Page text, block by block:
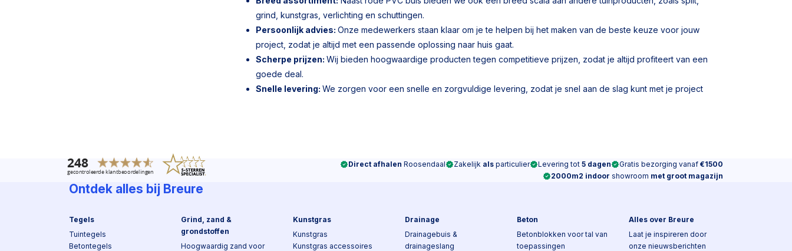
grind, kunstgras, verlichting en schuttingen.
Persoonlijk advies: Onze medewerkers staan klaar om je te helpen bij het maken van de beste keuze voor jouw
project, zodat je altijd met een passende oplossing naar huis gaat.
Scherpe prijzen: Wij bieden hoogwaardige producten tegen competitieve prijzen, zodat je altijd profiteert van een
goede deal.
Snelle levering: We zorgen voor een snelle en zorgvuldige levering, zodat je snel aan de slag kunt met je project
Direct afhalen Roosendaal Zakelijk als particulier Levering tot 5 dagen Gratis bezorging vanaf €1500
2000m2 indoor showroom met groot magazijn
Ontdek alles bij Breure
Tegels
Tuintegels
Betontegels
Grind, zand &
grondstoffen
Hoogwaardig zand voor
Kunstgras
Kunstgras
Kunstgras accessoires
Drainage
Drainagebuis &
drainageslang
Beton
Betonblokken voor tal van
toepassingen
Alles over Breure
Laat je inspireren door
onze nieuwsberichten